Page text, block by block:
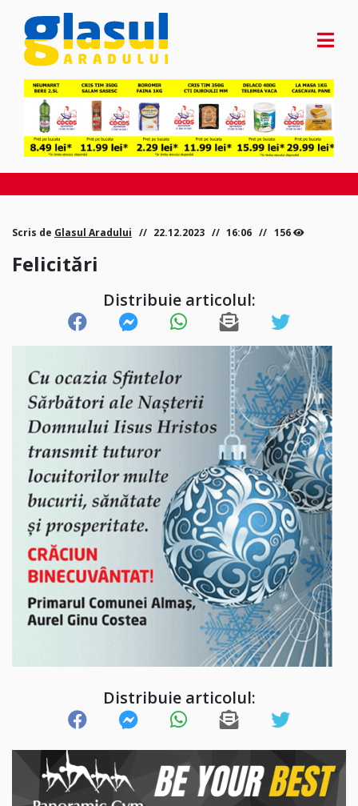
Scris de Glasul Aradului 22.12.2023 16:06 156
Felicitări
Distribuie articolul:
Distribuie articolul: